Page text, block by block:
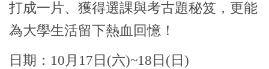
打成一片、獲得選課與考古題秘笈，更能
為大學生活留下熱血回憶！
日 期：10月17日(六)~18日(日)